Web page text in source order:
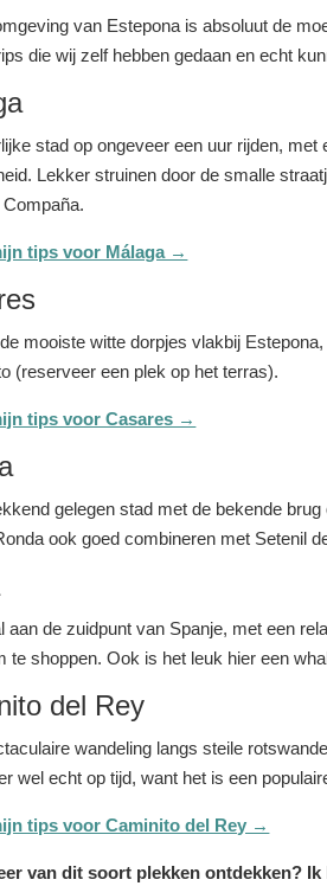
van Estepona is absoluut de
die wij zelf hebben gedaan en echt
stad op ongeveer een uur rijden,
Lekker struinen door de smalle
tips voor Málaga →
mooiste witte dorpjes vlakbij
(reserveer een plek op het terras).
tips voor Casares →
gelegen stad met de bekende
ook goed combineren met Setenil
aan de zuidpunt van Spanje, met een
te shoppen. Ook is het leuk hier een
del Rey
wandeling langs steile
wel echt op tijd, want het is een
tips voor Caminito del Rey →
van dit soort plekken ontdekken?